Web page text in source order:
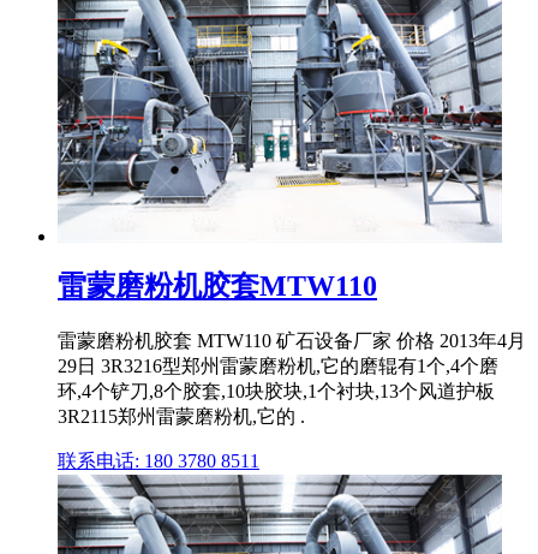
雷蒙磨粉机胶套MTW110
雷蒙磨粉机胶套 MTW110 矿石设备厂家 价格 2013年4月
29日 3R3216型郑州雷蒙磨粉机,它的磨辊有1个,4个磨
环,4个铲刀,8个胶套,10块胶块,1个衬块,13个风道护板
3R2115郑州雷蒙磨粉机,它的 .
联系电话: 180 3780 8511